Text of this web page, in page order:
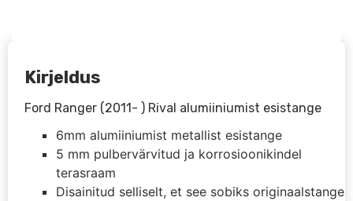
Kirjeldus
Ford Ranger (2011- ) Rival alumiiniumist esistange
6mm alumiiniumist metallist esistange
5 mm pulbervärvitud ja korrosioonikindel
terasraam
Disainitud selliselt, et see sobiks originaalstange